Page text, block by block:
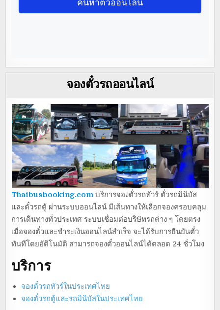
จองตั๋วรถออนไลน์
Thaibusbooking.com บริการจองตั๋วรถทัวร์ ตั๋วรถมินิบัส
และตั๋วรถตู้ ผ่านระบบออนไลน์ มีเส้นทางให้เลือกจองครอบคลุม
การเดินทางทั่วประเทศ ระบบเชื่อมต่อบริษัทรถต่าง ๆ โดยตรง
เมื่อจองตั๋วและชำระเงินออนไลน์สำเร็จ จะได้รับการยืนยันตั๋ว
ทันทีโดยอัติโนมัติ สามารถจองตั๋วออนไลน์ได้ตลอด 24 ชั่วโมง
บริการ
จองตั๋วรถทัวร์ในประเทศไทย
จองตั๋วรถตู้และรถมินิบัสในประเทศไทย